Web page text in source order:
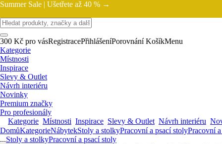
Summer Sale | Ušetřete až 40 % →
300 Kč pro vásRegistracePřihlášeníPorovnání KošíkMenu
Kategorie
Místnosti
Inspirace
Slevy & Outlet
Návrh interiéru
Novinky
Premium značky
Pro profesionály
Kategorie Místnosti Inspirace Slevy & Outlet Návrh interiéru
DomůKategorieNábytekStoly a stolkyPracovní a psací stolyPracovní
...Stoly a stolkyPracovní a psací stoly